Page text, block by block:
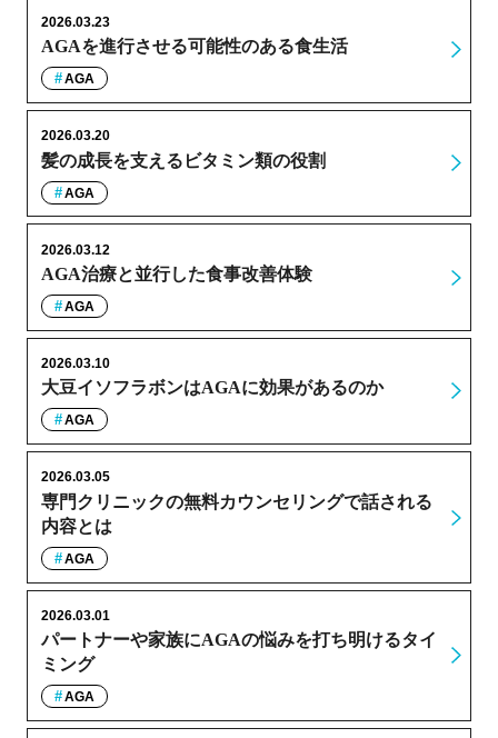
AGAを進行させる可能性のある食生活
2026.03.23
AGA
髪の成長を支えるビタミン類の役割
2026.03.20
AGA
AGA治療と並行した食事改善体験
2026.03.12
AGA
大豆イソフラボンはAGAに効果があるのか
2026.03.10
AGA
専門クリニックの無料カウンセリングで話される
内容とは
2026.03.05
AGA
パートナーや家族にAGAの悩みを打ち明けるタイ
ミング
2026.03.01
AGA